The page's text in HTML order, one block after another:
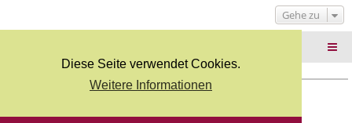
Diese Seite verwendet Cookies.
Weitere Informationen
r
Gehe zu
Deutsche Übersetzung durchphpBB.de